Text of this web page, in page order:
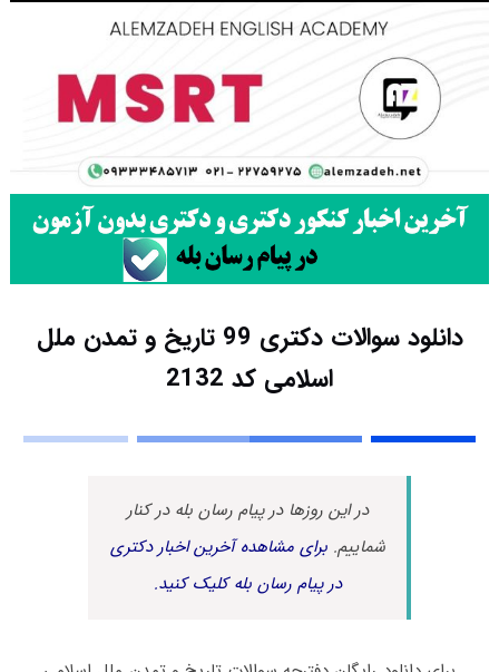
دانلود سوالات دکتری 99 تاریخ و تمدن ملل
اسلامی کد 2132
در این روزها در پیام رسان بله در کنار
شماییم.برای مشاهده آخرین اخبار دکتری
در پیام رسان بله کلیک کنید.